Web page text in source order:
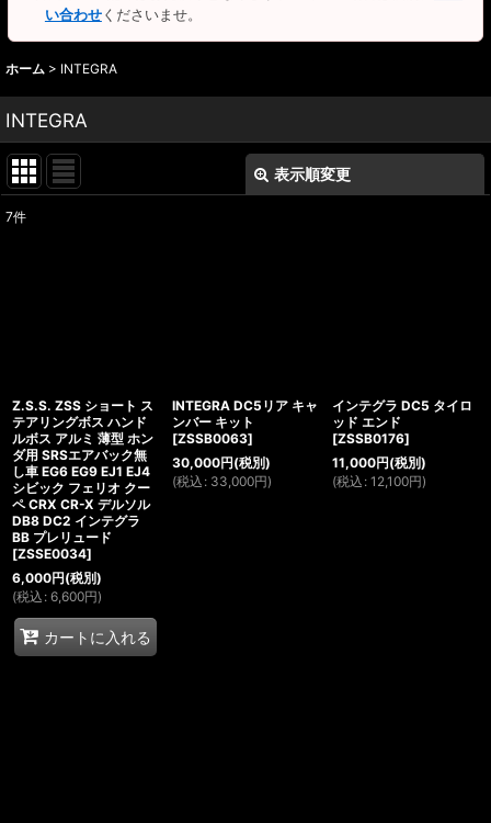
い合わせくださいませ。
ホーム > INTEGRA
INTEGRA
表示順変更
7件
Z.S.S. ZSS ショート ス
テアリングボス ハンド
ルボス アルミ 薄型 ホン
ダ用 SRSエアバック無
し車 EG6 EG9 EJ1 EJ4
シビック フェリオ クー
ペ CRX CR-X デルソル
DB8 DC2 インテグラ
BB プレリュード
[ZSSE0034]
6,000円(税別)
(税込 : 6,600円)
カートに入れる
INTEGRA DC5リア キャ
ンバー キット
[ZSSB0063]
30,000円(税別)
(税込 : 33,000円)
インテグラ DC5 タイロ
ッド エンド
[ZSSB0176]
11,000円(税別)
(税込 : 12,100円)